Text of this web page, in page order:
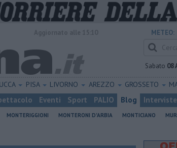
METEO:
Sabato 08
PISA LIVORNO AREZZO GROSSETO
Eventi Sport PALIO Blog Interviste
MONTERIGGIONI MONTERONI D'ARBIA MONTICIANO